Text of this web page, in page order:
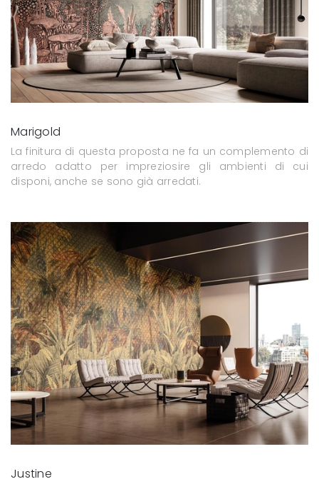
Marigold
La finitura di questa proposta ne fa un complemento di
arredo adatto per impreziosire gli ambienti di cui
disponi, anche se sono già arredati.
Justine